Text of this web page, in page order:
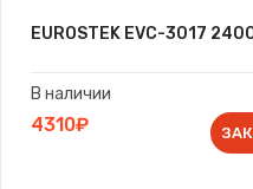
EUROSTEK EVC-3017
В наличии
4310₽